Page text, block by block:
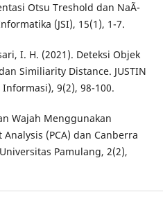
Otsu Treshold dan NaÃ¯
(JSI), 15(1), 1-7.
I. H. (2021). Deteksi Objek
Similiarity Distance. JUSTIN
9(2), 98-100.
Wajah Menggunakan
(PCA) dan Canberra
Pamulang, 2(2),